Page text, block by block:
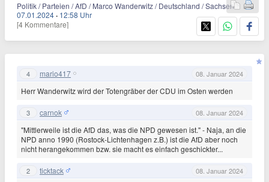
Politik / Parteien / AfD / Marco Wanderwitz / Deutschland / Sachsen
07.01.2024 · 12:58 Uhr
[4 Kommentare]
4 mario417 08. Januar 2024
Herr Wanderwitz wird der Totengräber der CDU im Osten werden
3 carnok 08. Januar 2024
"Mittlerweile ist die AfD das, was die NPD gewesen ist." - Naja, an die
NPD anno 1990 (Rostock-Lichtenhagen z.B.) ist die AfD aber noch
nicht herangekommen bzw. sie macht es einfach geschickter...
2 ticktack 08. Januar 2024